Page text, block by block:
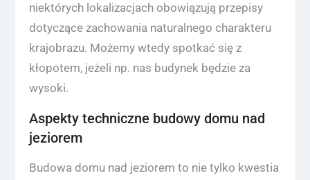
niektórych lokalizacjach obowiązują przepisy
dotyczące zachowania naturalnego charakteru
krajobrazu. Możemy wtedy spotkać się z
kłopotem, jeżeli np. nas budynek będzie za
wysoki.
Aspekty techniczne budowy domu nad
jeziorem
Budowa domu nad jeziorem to nie tylko kwestia